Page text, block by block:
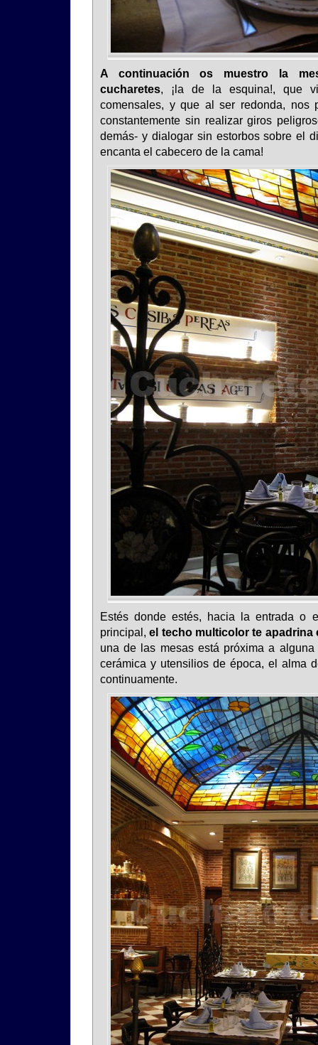
A continuación os muestro la
cucharetes, ¡la de la esquina!, que
comensales, y que al ser redonda, nos
constantemente sin realizar giros
demás- y dialogar sin estorbos sobre el
encanta el cabecero de la cama!
Estés donde estés, hacia la entrada o
principal,el techo multicolor te apadrina
una de las mesas está próxima a
cerámica y utensilios de época, el alma
continuamente.